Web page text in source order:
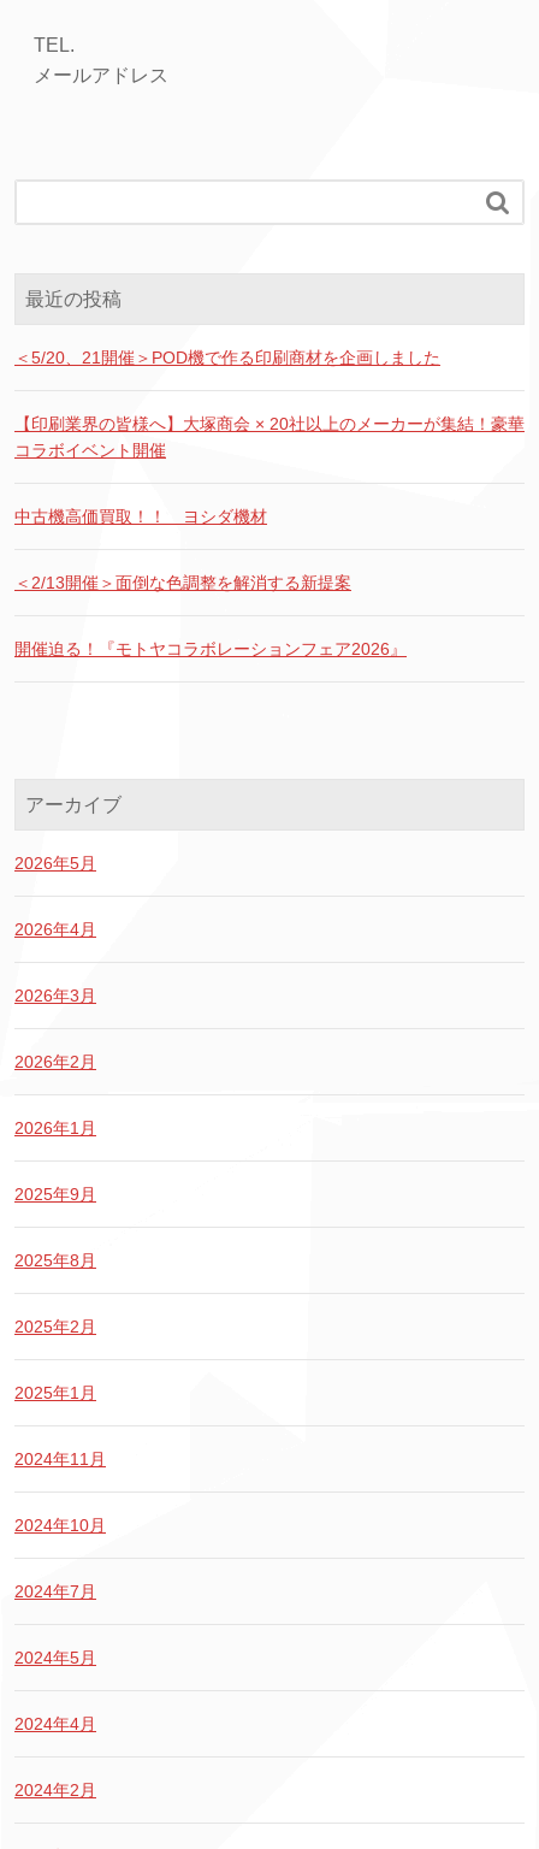
TEL.
メールアドレス

最近の投稿
＜5/20、21開催＞POD機で作る印刷商材を企画しました
【印刷業界の皆様へ】大塚商会 × 20社以上のメーカーが集結！豪華
コラボイベント開催
中古機高価買取！！ ヨシダ機材
＜2/13開催＞面倒な色調整を解消する新提案
開催迫る！『モトヤコラボレーションフェア2026』
アーカイブ
2026年5月
2026年4月
2026年3月
2026年2月
2026年1月
2025年9月
2025年8月
2025年2月
2025年1月
2024年11月
2024年10月
2024年7月
2024年5月
2024年4月
2024年2月